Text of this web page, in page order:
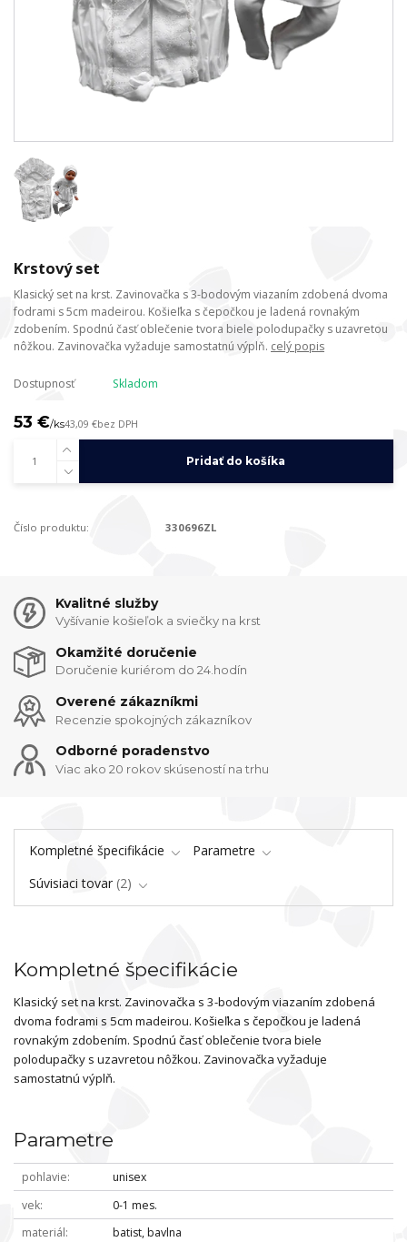
Krstový set
Klasický set na krst. Zavinovačka s 3-bodovým viazaním zdobená dvoma
fodrami s 5cm madeirou. Košieľka s čepočkou je ladená rovnakým
zdobením. Spodnú časť oblečenie tvora biele polodupačky s uzavretou
nôžkou. Zavinovačka vyžaduje samostatnú výplň. celý popis
Dostupnosť Skladom
53 €/ks43,09 €bez DPH
Pridať do košíka
Číslo produktu: 330696ZL
Kvalitné služby
Vyšívanie košieľok a sviečky na krst
Okamžité doručenie
Doručenie kuriérom do 24.hodín
Overené zákazníkmi
Recenzie spokojných zákazníkov
Odborné poradenstvo
Viac ako 20 rokov skúseností na trhu
Kompletné špecifikácie
Parametre
Súvisiaci tovar 2
Kompletné špecifikácie
Klasický set na krst. Zavinovačka s 3-bodovým viazaním zdobená
dvoma fodrami s 5cm madeirou. Košieľka s čepočkou je ladená
rovnakým zdobením. Spodnú časť oblečenie tvora biele
polodupačky s uzavretou nôžkou. Zavinovačka vyžaduje
samostatnú výplň.
Parametre
pohlavie
unisex
vek
0-1 mes.
materiál
batist, bavlna